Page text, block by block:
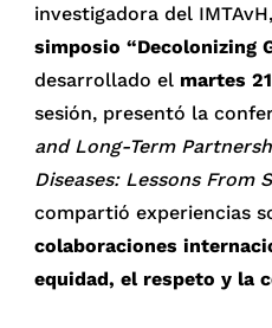
investigadora del
simposio “Decolonizing
desarrollado el martes
sesión, presentó la
and Long-Term
Diseases: Lessons From
compartió experiencias
colaboraciones
equidad, el respeto y la